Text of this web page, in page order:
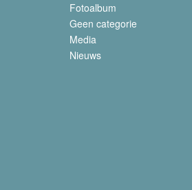
Fotoalbum
Geen categorie
Media
Nieuws